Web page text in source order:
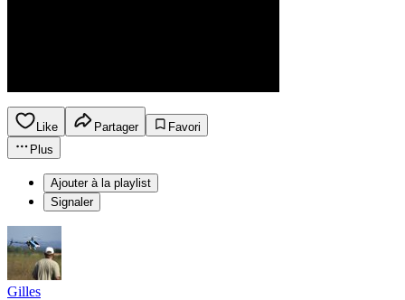
Like Partager
Favori
Plus
Ajouter à la playlist
Signaler
Gilles